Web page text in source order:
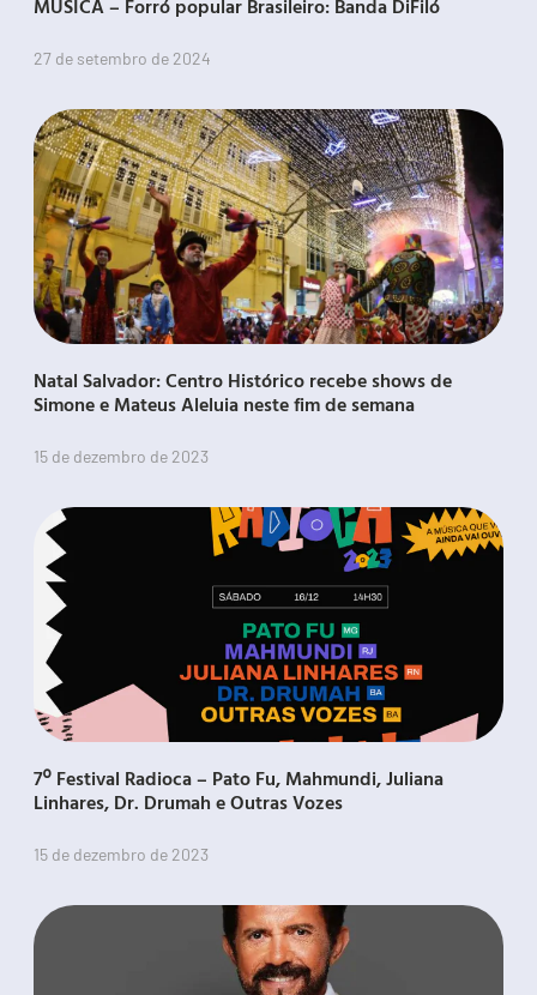
MÚSICA – Forró popular Brasileiro: Banda DiFiló
27 de setembro de 2024
Natal Salvador: Centro Histórico recebe shows de
Simone e Mateus Aleluia neste fim de semana
15 de dezembro de 2023
7º Festival Radioca – Pato Fu, Mahmundi, Juliana
Linhares, Dr. Drumah e Outras Vozes
15 de dezembro de 2023